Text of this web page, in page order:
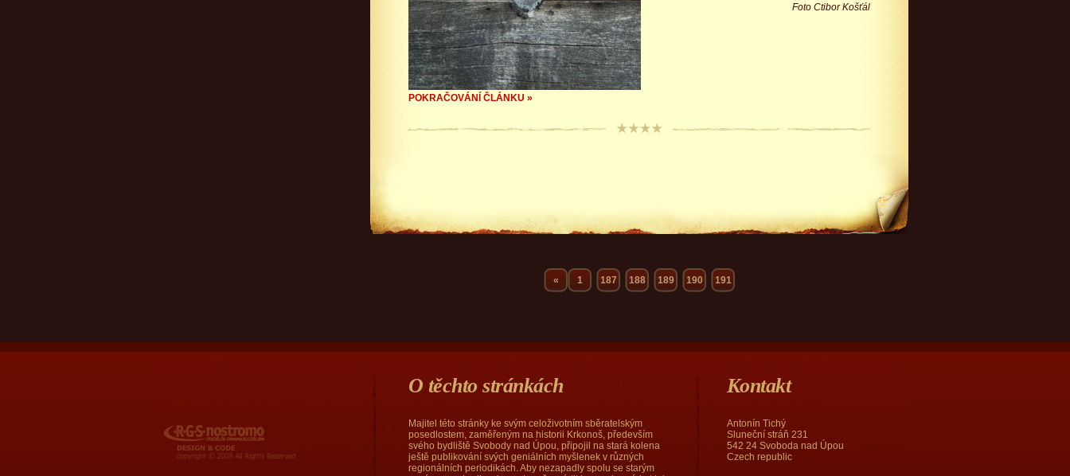
Foto Ctibor Košťál
POKRAČOVÁNÍ ČLÁNKU »
« 1 187 188 189 190 191
RGS Nostromo
O těchto stránkách
Majitel této stránky ke svým celoživotním sběratelským
posedlostem, zaměřeným na historii Krkonoš, především
svého bydliště Svobody nad Úpou, připojil na stará kolena
ještě publikování svých geniálních myšlenek v různých
regionálních periodikách. Aby nezapadly spolu se starým
Kontakt
Antonín Tichý
Sluneční stráň 231
542 24 Svoboda nad Úpou
Czech republic